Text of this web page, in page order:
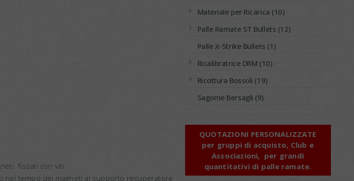
fissati con viti.
nel tempo dei magneti al supporto recuperatore
Materiale per Ricarica (10)
Palle Ramate ST Bullets (12)
Palle X-Strike Bullets (1)
Ricalibratrice DRM (10)
Ricottura Bossoli (19)
Sagome Bersagli (9)
QUOTAZIONI PERSONALIZZATE
per gruppi di acquisto, Club e
Associazioni, per grandi
quantitativi di palle ramate.